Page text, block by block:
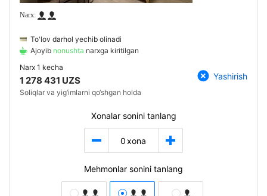
To'lov darhol yechib olinadi
Ajoyib nonushta narxga kiritilgan
Narx 1 kecha
1 278 431 UZS
Soliqlar va yig‘imlarni qo‘shgan holda
Yashirish
Xonalar sonini tanlang
0 xona
Mehmonlar sonini tanlang